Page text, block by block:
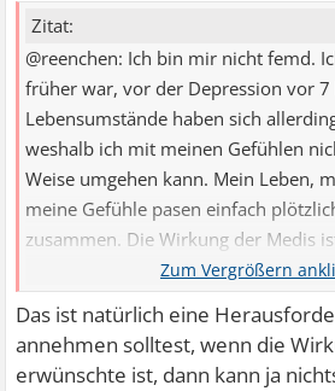
Zitat:
@reenchen: Ich bin mir nicht femd.
früher war, vor der Depression vor 7
Lebensumstände haben sich
weshalb ich mit meinen Gefühlen
Weise umgehen kann. Mein Leben,
meine Gefühle pasen einfach
zusammen. Die Wirkung der Medis
Das ist natürlich eine
annehmen solltest, wenn die
erwünschte ist, dann kann ja